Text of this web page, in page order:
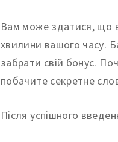
Вам може здатися, що
хвилини вашого часу.
забрати свій бонус.
побачите секретне
Після успішного